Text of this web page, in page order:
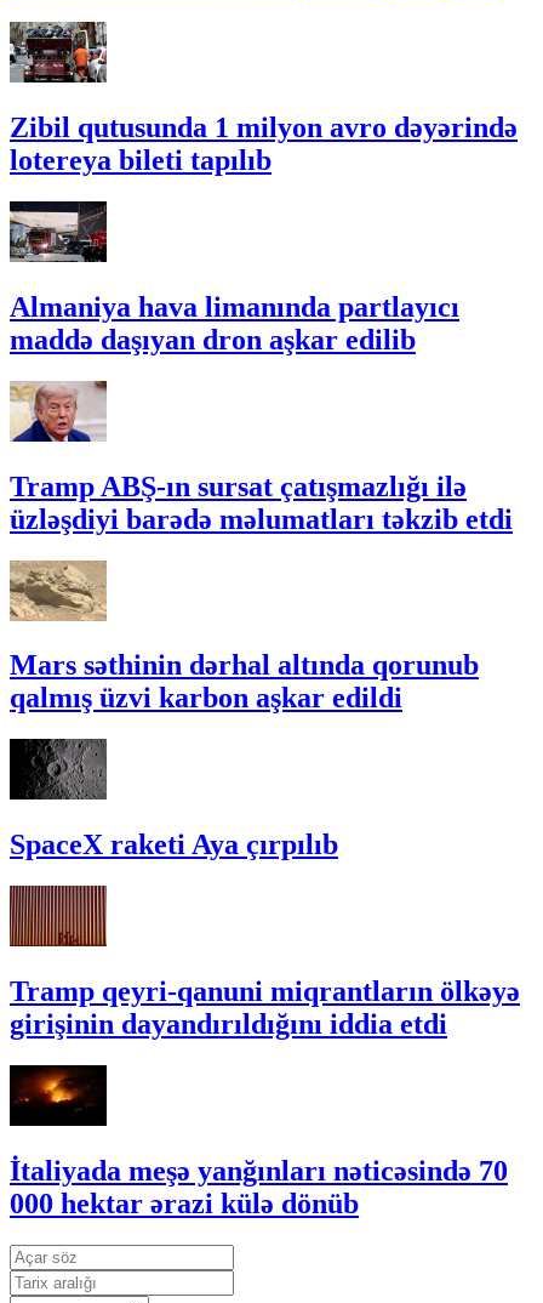
Zibil qutusunda 1 milyon avro dəyərində
lotereya bileti tapılıb
Almaniya hava limanında partlayıcı
maddə daşıyan dron aşkar edilib
Tramp ABŞ-ın sursat çatışmazlığı ilə
üzləşdiyi barədə məlumatları təkzib etdi
Mars səthinin dərhal altında qorunub
qalmış üzvi karbon aşkar edildi
SpaceX raketi Aya çırpılıb
Tramp qeyri-qanuni miqrantların ölkəyə
girişinin dayandırıldığını iddia etdi
İtaliyada meşə yanğınları nəticəsində 70
000 hektar ərazi külə dönüb